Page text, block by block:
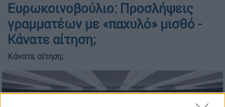
Ευρωκοινοβούλιο: Προσλήψεις
γραμματέων με «παχυλό» μισθό -
Κάνατε αίτηση;
Κάνατε αίτηση;